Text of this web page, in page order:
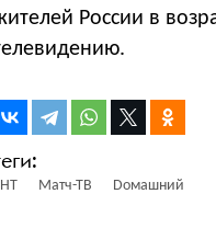
России в
Матч-ТВ Dомашний